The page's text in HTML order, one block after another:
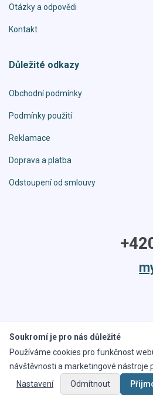
Otázky a odpovědi
Kontakt
Důležité odkazy
Obchodní podmínky
Podmínky použití
Reklamace
Doprava a platba
Odstoupení od smlouvy
Všechna práva vyhrazena. Kopírování
obrázky jsou duševním vlastnictvím byNET
Copyright © 2026, colorthan.cz realizace
Soukromí je pro nás důležité
Používáme cookies pro funkčnost
návštěvnosti a marketingové nástroje
Nastavení
Odmítnout